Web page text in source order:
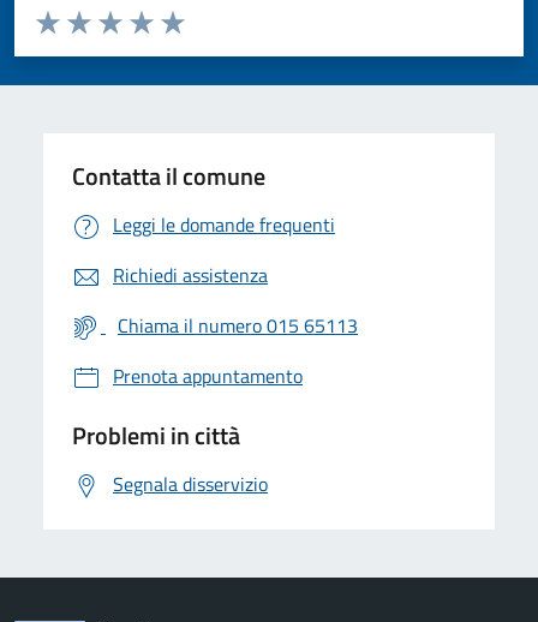
Valuta da 1 a 5 stelle la pagina
Valuta 5 stelle su 5
Valuta 4 stelle su 5
Valuta 3 stelle su 5
Valuta 2 stelle su 5
Valuta 1 stelle su 5
Contatta il comune
Leggi le domande frequenti
Richiedi assistenza
Chiama il numero 015 65113
Prenota appuntamento
Problemi in città
Segnala disservizio